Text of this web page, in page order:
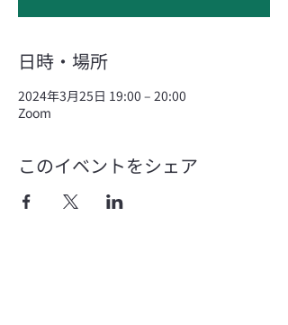
日時・場所
2024年3月25日 19:00 – 20:00
Zoom
このイベントをシェア